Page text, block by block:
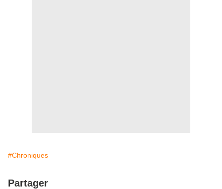
#Chroniques
Partager